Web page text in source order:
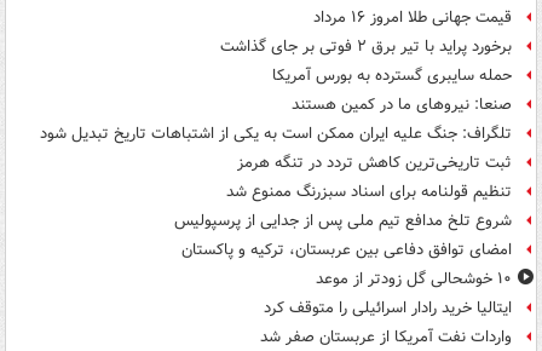
قیمت جهانی طلا امروز ۱۶ مرداد
برخورد پراید با تیر برق ۲ فوتی بر جای گذاشت
حمله سایبری گسترده به بورس آمریکا
صنعا: نیروهای ما در کمین‌ هستند
تلگراف: جنگ علیه ایران ممکن است به یکی از اشتباهات تاریخ تبدیل شود
ثبت تاریخی‌ترین کاهش تردد در تنگه هرمز
تنظیم قولنامه برای اسناد سبزرنگ ممنوع شد
شروع تلخ مدافع تیم ملی پس از جدایی از پرسپولیس
امضای توافق دفاعی بین عربستان، ترکیه و پاکستان
۱۰ خوشحالی گل زودتر از موعد
ایتالیا خرید رادار اسرائیلی را متوقف کرد
واردات نفت آمریکا از عربستان صفر شد